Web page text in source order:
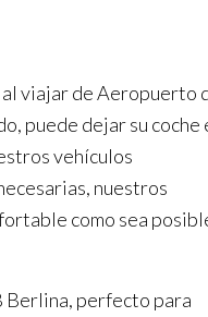
viajar de Aeropuerto
puede dejar su coche
vehículos
nuestros
como sea
Berlina, perfecto para